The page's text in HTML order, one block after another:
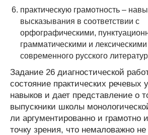
практическую грамотность –
высказывания в соответствии с
орфографическими,
грамматическими и
современного русского
Задание 26 диагностической
состояние практических речевых
навыков и дает представление о
выпускники школы
ли аргументированно и грамотно
точку зрения, что немаловажно не